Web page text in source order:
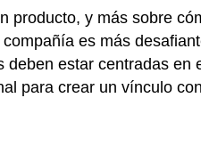
y más sobre
es más
estar centradas
para crear un vínculo